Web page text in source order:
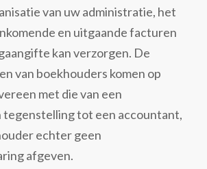
van uw administratie, het
en uitgaande facturen
kan verzorgen. De
van boekhouders komen op
met die van een
tegenstelling tot een accountant,
echter geen
afgeven.